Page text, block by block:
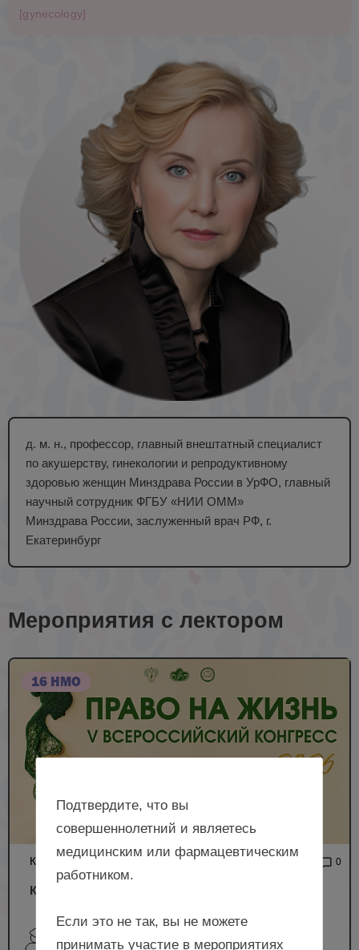
[gynecology]
д. м. н., профессор, главный внештатный специалист
по акушерству, гинекологии и репродуктивному
здоровью женщин Минздрава России в УрФО, главный
научный сотрудник ФГБУ «НИИ ОММ»
Минздрава России, заслуженный врач РФ, г.
Екатеринбург
Мероприятия с лектором
16 НМО
КОНГРЕСС 0
Конгресс «Право на жизнь»
Подтвердите, что вы
совершеннолетний и являетесь
медицинским или фармацевтическим
работником.
Если это не так, вы не можете
принимать участие в мероприятиях